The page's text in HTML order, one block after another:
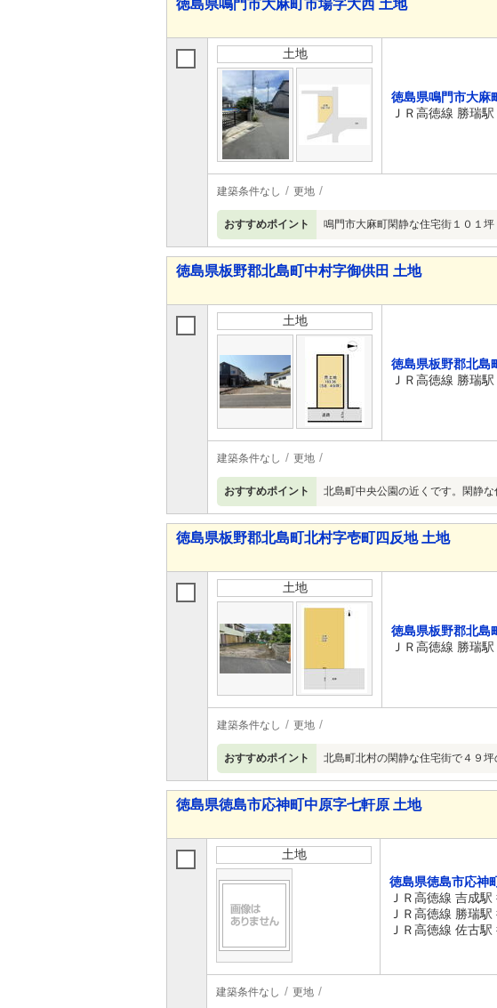
徳島県鳴門市大麻町市場字大西 土地
土地
徳島県鳴門市大麻
ＪＲ高徳線 勝瑞
建築条件なし 更地
おすすめポイント 鳴門市大麻町閑静な住宅街１０１坪
徳島県板野郡北島町中村字御供田 土地
土地
徳島県板野郡北島
ＪＲ高徳線 勝瑞
建築条件なし 更地
おすすめポイント 北島町中央公園の近くです。閑静な
徳島県板野郡北島町北村字壱町四反地 土地
土地
徳島県板野郡北島
ＪＲ高徳線 勝瑞
建築条件なし 更地
おすすめポイント 北島町北村の閑静な住宅街で４９
徳島県徳島市応神町中原字七軒原 土地
土地
徳島県徳島市応神
ＪＲ高徳線 吉成
ＪＲ高徳線 勝瑞
ＪＲ高徳線 佐古
建築条件なし 更地